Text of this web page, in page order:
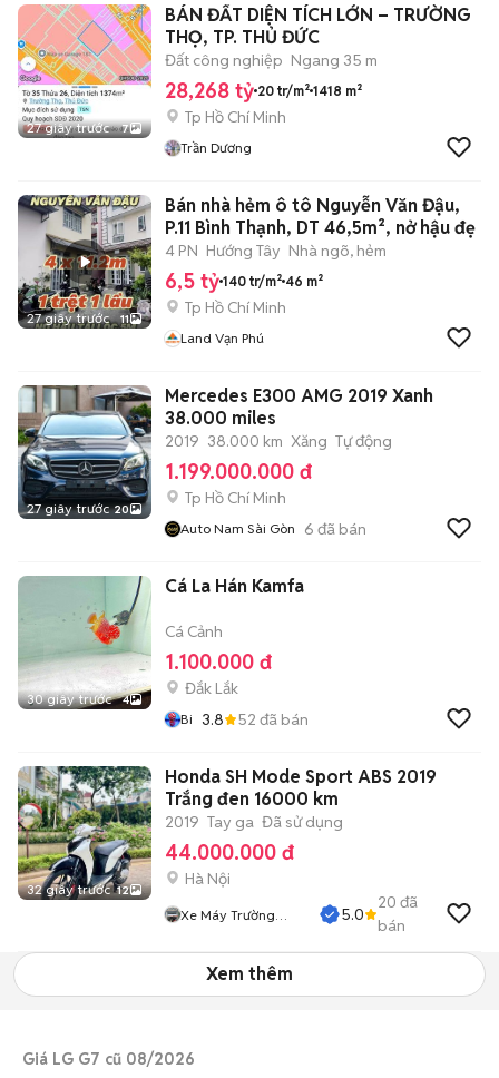
27 giây trước 7
BÁN ĐẤT DIỆN TÍCH LỚN – TRƯỜNG
THỌ, TP. THỦ ĐỨC
Đất công nghiệp Ngang 35 m
28,268 tỷ 20 tr/m² 1418 m²
Tp Hồ Chí Minh
Trần Dương
27 giây trước 11
Bán nhà hẻm ô tô Nguyễn Văn Đậu,
P.11 Bình Thạnh, DT 46,5m², nở hậu đẹ
4 PN Hướng Tây Nhà ngõ, hẻm
6,5 tỷ 140 tr/m² 46 m²
Tp Hồ Chí Minh
Land Vạn Phú
27 giây trước 20
Mercedes E300 AMG 2019 Xanh
38.000 miles
2019 38.000 km Xăng Tự động
1.199.000.000 đ
Tp Hồ Chí Minh
Auto Nam Sài Gòn 6 đã bán
30 giây trước 4
Cá La Hán Kamfa
Cá Cảnh
1.100.000 đ
Đắk Lắk
Bi 3.8 52 đã bán
32 giây trước 12
Honda SH Mode Sport ABS 2019
Trắng đen 16000 km
2019 Tay ga Đã sử dụng
44.000.000 đ
Hà Nội
Xe Máy Trường
5.0
20 đã
bán
Xem thêm
Giá LG G7 cũ 08/2026